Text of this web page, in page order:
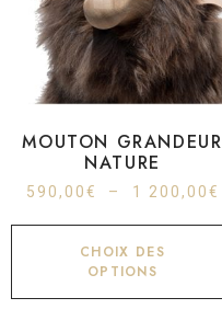
MOUTON GRANDEUR
NATURE
590,00€ – 1 200,00€
CHOIX DES
OPTIONS